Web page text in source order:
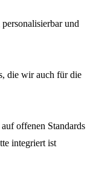
und
die wir auch für die
offenen Standards
integriert ist